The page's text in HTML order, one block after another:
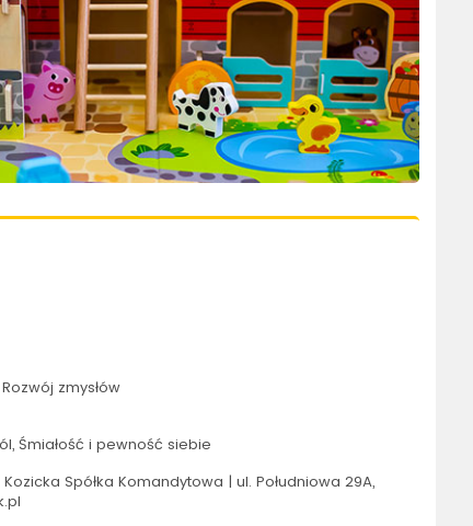
zmysłów
Śmiałość i pewność siebie
Kozicka Spółka Komandytowa | ul. Południowa 29A,